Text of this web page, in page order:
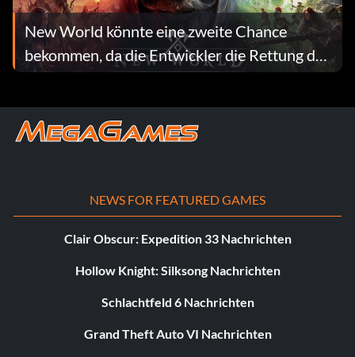
New World könnte eine zweite Chance
bekommen, da die Entwickler die Rettung des
MMOs diskutieren
NEWS FOR FEATURED GAMES
Clair Obscur: Expedition 33 Nachrichten
Hollow Knight: Silksong Nachrichten
Schlachtfeld 6 Nachrichten
Grand Theft Auto VI Nachrichten